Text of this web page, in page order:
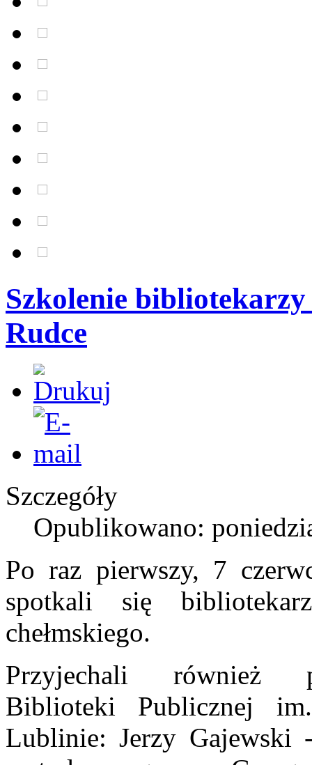
Szkolenie bibliotekarzy
Rudce
Szczegóły
Opublikowano:
Po raz pierwszy, 7
spotkali się
chełmskiego.
Przyjechali również
Biblioteki Publicznej
Lublinie: Jerzy Gajewski